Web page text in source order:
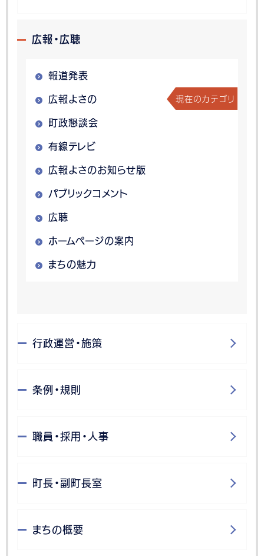
広報・広聴
報道発表
広報よさの 現在のカテゴリ
町政懇談会
有線テレビ
広報よさのお知らせ版
パブリックコメント
広聴
ホームページの案内
まちの魅力
行政運営・施策
条例・規則
職員・採用・人事
町長・副町長室
まちの概要